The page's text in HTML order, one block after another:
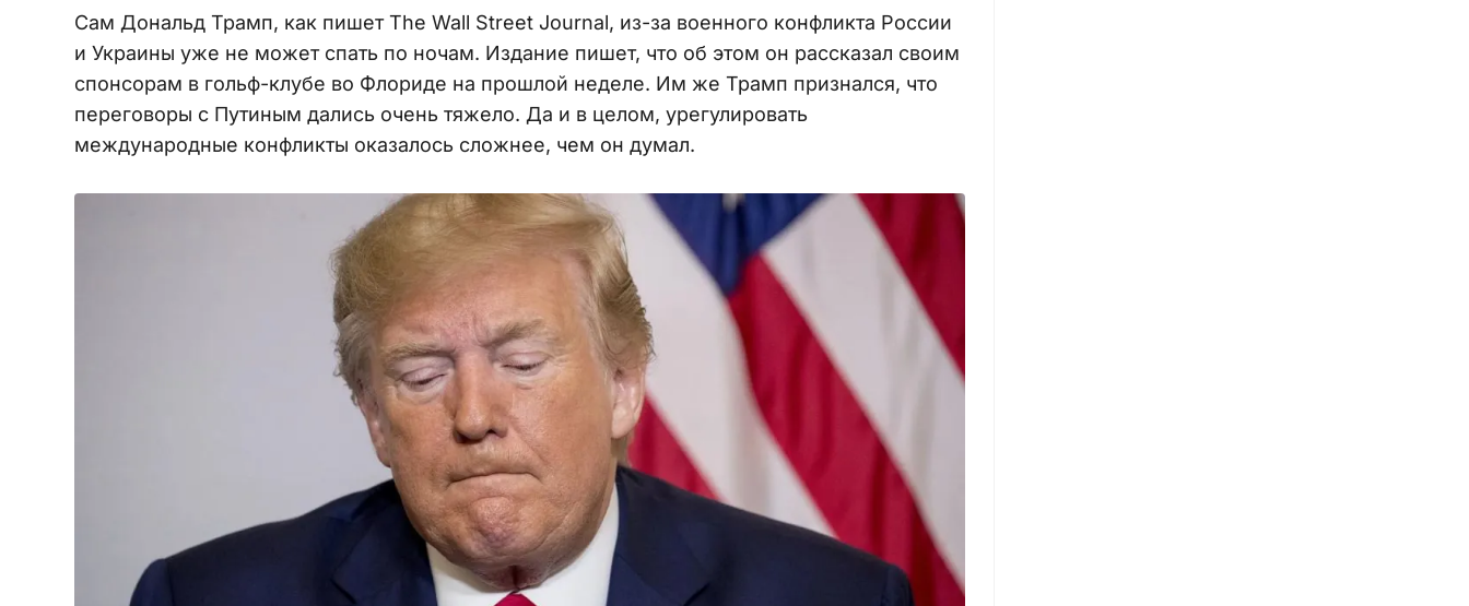
Сам Дональд Трамп, как пишет The Wall Street Journal, из-за военного конфликта России
и Украины уже не может спать по ночам. Издание пишет, что об этом он рассказал своим
спонсорам в гольф-клубе во Флориде на прошлой неделе. Им же Трамп признался, что
переговоры с Путиным дались очень тяжело. Да и в целом, урегулировать
международные конфликты оказалось сложнее, чем он думал.